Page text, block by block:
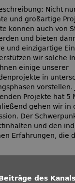
Nicht
und großartige
können auch von
und bieten
und einzigartige
wir solche
einige unserer
in
vorstellen.
Projekte hat 5
gehen wir in
Der
und den
Erfahrungen, die
des Kanals